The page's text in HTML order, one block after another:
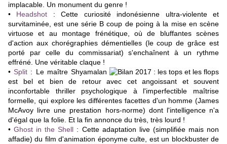
implacable. Un monument du genre !
• Headshot :Cette curiosité indonésienne ultra-violente et
survitaminée, est une série B coup de poing à la mise en scène
virtuose et au montage frénétique, où de bluffantes scènes
d'action aux chorégraphies démentielles (le coup de grâce est
porté par celle du commissariat) s'enchaînent à un rythme
effréné. Une véritable claque !
• Split : Le maître Shyamalan
est bel et bien de retour avec cet angoissant et souvent
inconfortable thriller psychologique à l'imperfectible maîtrise
formelle, qui explore les différentes facettes d'un homme (James
McAvoy livre une prestation hors-norme) dont l'intelligence n'a
d'égal que la folie. Et la fin annonce du très, très lourd !
•Ghost in the Shell : Cette adaptation live (simplifiée mais non
affadie) du film d'animation éponyme culte, est un blockbuster de